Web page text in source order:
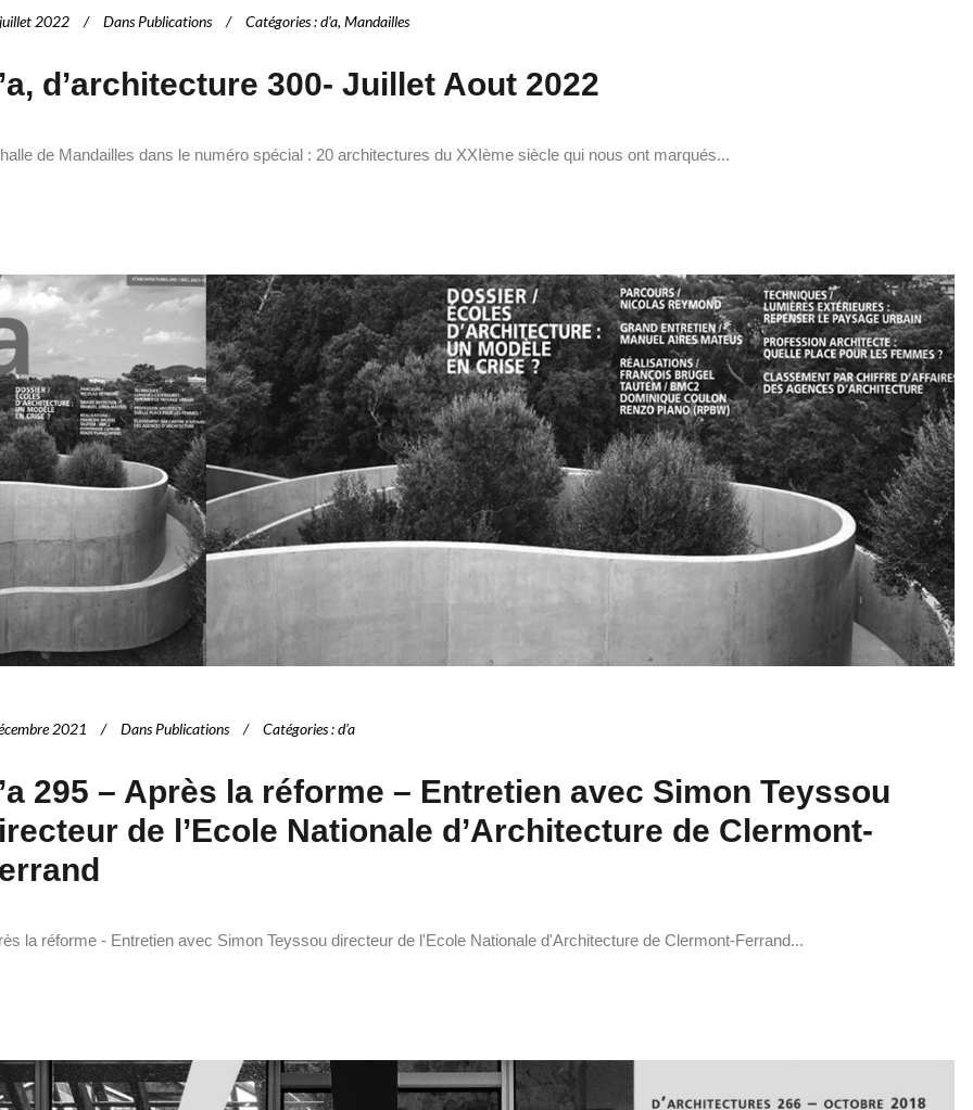
2022 Dans Publications Catégories:d'a, Mandailles
d’architecture 300- Juillet Aout 2022
de Mandailles dans le numéro spécial : 20 architectures du XXIème siècle qui nous ont marqués...
2021 Dans Publications Catégories:d'a
295 – Après la réforme – Entretien avec Simon Teyssou
de l’Ecole Nationale d’Architecture de Clermont-
la réforme - Entretien avec Simon Teyssou directeur de l'Ecole Nationale d'Architecture de Clermont-Ferrand...